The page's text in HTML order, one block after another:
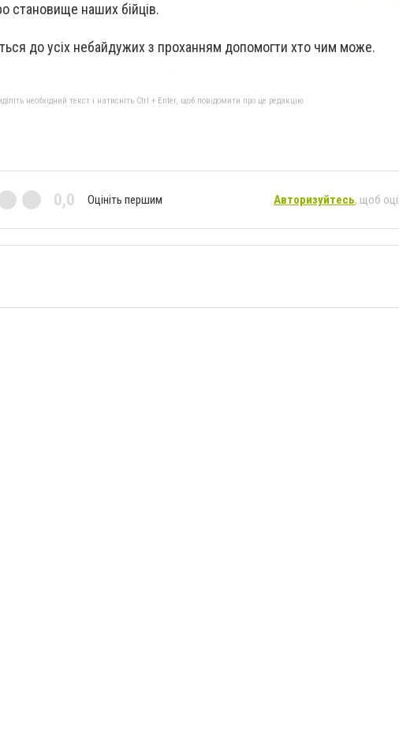
становище наших бійців.
до усіх небайдужих з проханням допомогти хто чим може.
необхідний текст і натисніть Ctrl + Enter, щоб повідомити про це редакцію
0,0 Оцініть першим Авторизуйтесь, щоб